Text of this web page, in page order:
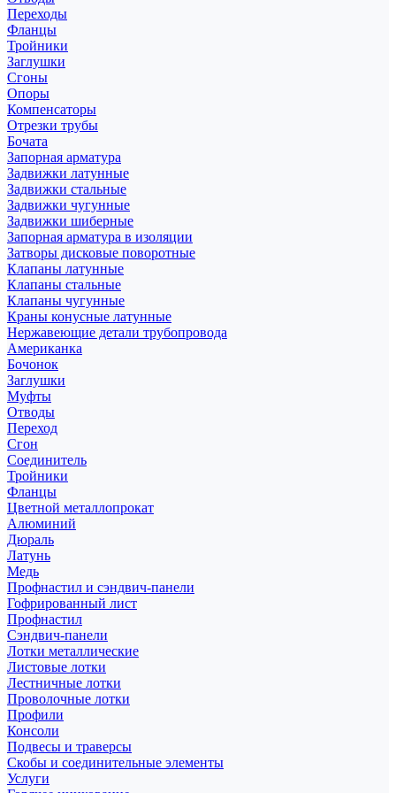
Переходы
Фланцы
Тройники
Заглушки
Сгоны
Опоры
Компенсаторы
Отрезки трубы
Бочата
Запорная арматура
Задвижки латунные
Задвижки стальные
Задвижки чугунные
Задвижки шиберные
Запорная арматура в изоляции
Затворы дисковые поворотные
Клапаны латунные
Клапаны стальные
Клапаны чугунные
Краны конусные латунные
Нержавеющие детали трубопровода
Американка
Бочонок
Заглушки
Муфты
Отводы
Переход
Сгон
Соединитель
Тройники
Фланцы
Цветной металлопрокат
Алюминий
Дюраль
Латунь
Медь
Профнастил и сэндвич-панели
Гофрированный лист
Профнастил
Сэндвич-панели
Лотки металлические
Листовые лотки
Лестничные лотки
Проволочные лотки
Профили
Консоли
Подвесы и траверсы
Скобы и соединительные элементы
Услуги